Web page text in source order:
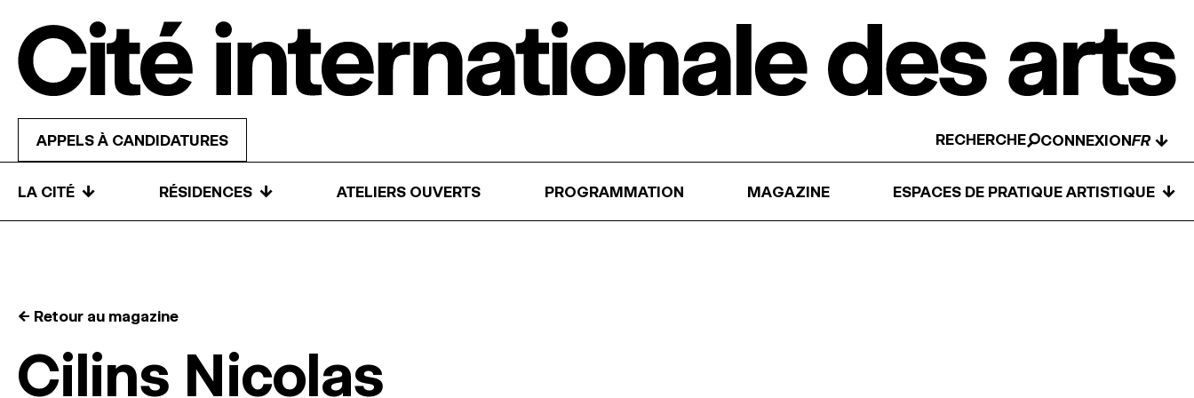
APPELS À CANDIDATURES RECHERCHE CONNEXION ↓
LA CITÉ ↓ RÉSIDENCES ↓ ATELIERS OUVERTS PROGRAMMATION MAGAZINE ESPACES DE PRATIQUE ARTISTIQUE ↓
← Retour au magazine
Cilins Nicolas